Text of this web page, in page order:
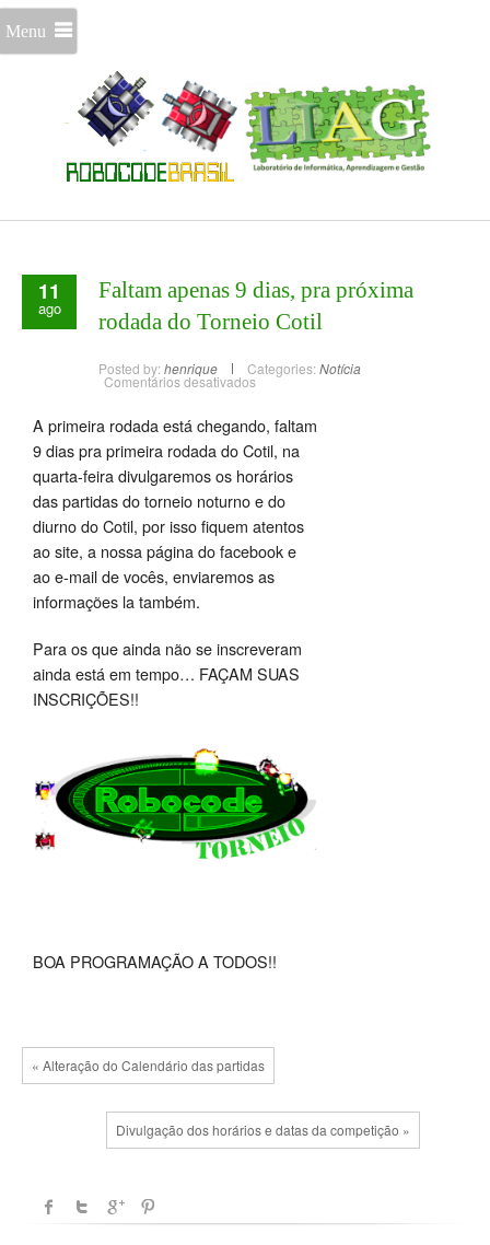
Menu
11
ago
Faltam apenas 9 dias, pra próxima
rodada do Torneio Cotil
Posted by: henrique Categories: Notícia
Comentários desativados
A primeira rodada está chegando, faltam
9 dias pra primeira rodada do Cotil, na
quarta-feira divulgaremos os horários
das partidas do torneio noturno e do
diurno do Cotil, por isso fiquem atentos
ao site, a nossa página do facebook e
ao e-mail de vocês, enviaremos as
informações la também.
Para os que ainda não se inscreveram
ainda está em tempo… FAÇAM SUAS
INSCRIÇÕES!!
BOA PROGRAMAÇÃO A TODOS!!
« Alteração do Calendário das partidas
Divulgação dos horários e datas da competição »